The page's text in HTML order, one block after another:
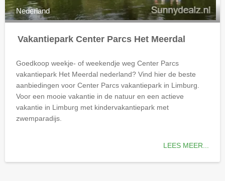
Nederland
Vakantiepark Center Parcs Het Meerdal
Goedkoop weekje- of weekendje weg Center Parcs
vakantiepark Het Meerdal nederland? Vind hier de beste
aanbiedingen voor Center Parcs vakantiepark in Limburg.
Voor een mooie vakantie in de natuur en een actieve
vakantie in Limburg met kindervakantiepark met
zwemparadijs.
LEES MEER...